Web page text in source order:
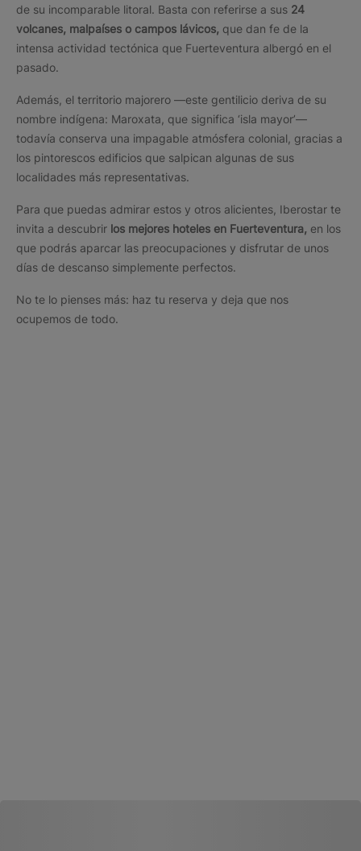
de su incomparable litoral. Basta con referirse a sus 24
volcanes, malpaíses o campos lávicos, que dan fe de la
intensa actividad tectónica que Fuerteventura albergó en el
pasado.
Además, el territorio majorero —este gentilicio deriva de su
nombre indígena: Maroxata, que significa ‘isla mayor’—
todavía conserva una impagable atmósfera colonial, gracias a
los pintorescos edificios que salpican algunas de sus
localidades más representativas.
Para que puedas admirar estos y otros alicientes, Iberostar te
invita a descubrir los mejores hoteles en Fuerteventura, en los
que podrás aparcar las preocupaciones y disfrutar de unos
días de descanso simplemente perfectos.
No te lo pienses más: haz tu reserva y deja que nos
ocupemos de todo.